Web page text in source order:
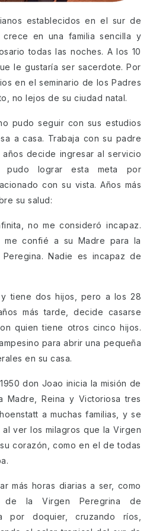
establecidos en el sur de
crece en una familia sencilla y
todas las noches. A los 10
le gustaría ser sacerdote. Por
en el seminario de los Padres
no lejos de su ciudad natal.
pudo seguir con sus estudios
a casa. Trabaja con su padre
decide ingresar al servicio
pudo lograr esta meta por
con su vista. Años más
su salud:
no me consideró incapaz.
confié a su Madre para la
Nadie es incapaz de
tiene dos hijos, pero a los 28
más tarde, decide casarse
quien tiene otros cinco hijos.
para abrir una pequeña
en su casa.
don Joao inicia la misión de
Madre, Reina y Victoriosa tres
a muchas familias, y se
ver los milagros que la Virgen
corazón, como en el de todas
más horas diarias a ser, como
la Virgen Peregrina de
por doquier, cruzando ríos,